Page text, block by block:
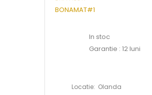
In stoc
Garantie : 12 luni
Locatie: Olanda